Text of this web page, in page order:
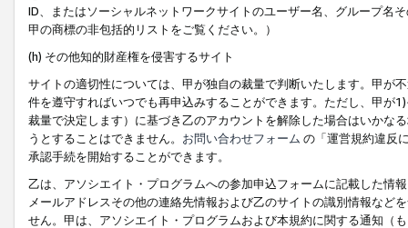
ID、またはソーシャルネットワークサイトのユーザー名、グループ名
甲の商標の非包括的リストをご覧ください。）
(h) その他知的財産権を侵害するサイト
サイトの適切性については、甲が独自の裁量で判断いたします。甲が
件を遵守すればいつでも再申込みすることができます。ただし、甲が
裁量で決定します）に基づき乙のアカウントを解除した場合はいかな
うとすることはできません。 お問い合わせフォーム の「運営規約違反
承認手続を開始することができます。
乙は、アソシエイト・プログラムへの参加申込フォームに記載した情
メールアドレスその他の連絡先情報および乙のサイトの識別情報など
せん。甲は、アソシエイト・プログラムおよび本規約に関する通知（